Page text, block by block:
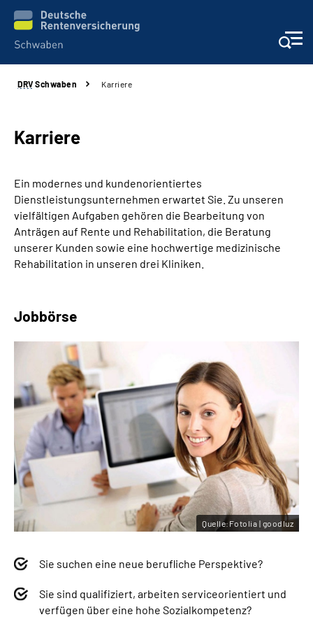
Services
Beratung und Kontakt
Karriere
Über uns
Inhalte in Gebärdensprache (DGS)
Leichte Sprache
Suche
Mein Kundenportal
DRV Schwaben Karriere
Karriere
Ein modernes und kundenorientiertes
Dienstleistungsunternehmen erwartet Sie. Zu unseren
vielfältigen Aufgaben gehören die Bearbeitung von
Anträgen auf Rente und Rehabilitation, die Beratung
unserer Kunden sowie eine hochwertige medizinische
Rehabilitation in unseren drei Kliniken.
Jobbörse
Sie suchen eine neue berufliche Perspektive?
Sie sind qualifiziert, arbeiten serviceorientiert und
verfügen über eine hohe Sozialkompetenz?
Quelle:Fotolia | goodluz